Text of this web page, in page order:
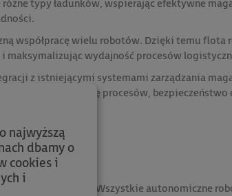
typy ładunków, wspierając efektywne
współpracę wielu robotów. Dzięki temu flota
maksymalizując wydajność procesów
z istniejącymi systemami zarządzania
na automatyzację procesów, bezpieczeństwo
inteligencji roju. Wszystkie autonomiczne
najwyższą
dbamy o
cookies i
i